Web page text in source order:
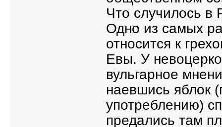
Что случилось в
Одно из самых
относится к
Евы. У
вульгарное
наевшись яблок
употреблению)
предались там